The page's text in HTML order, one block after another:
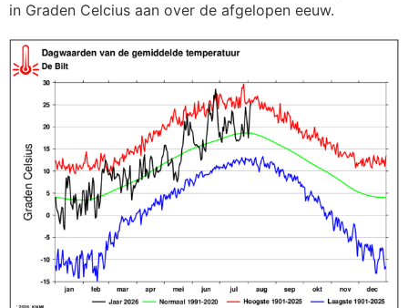
in Graden Celcius aan over de afgelopen eeuw.